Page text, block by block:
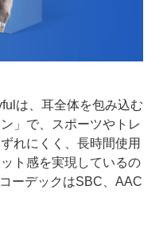
は、耳全体を包み込む
」で、スポーツやトレ
れにくく、⻑時間使⽤
ト感を実現しているの
ーデックはSBC、AAC